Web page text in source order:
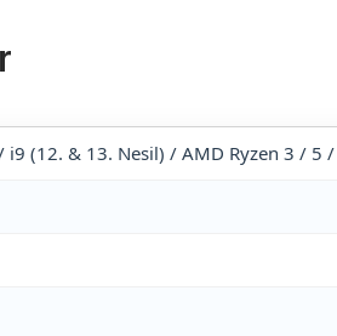
(12. & 13. Nesil) / AMD Ryzen 3 / 5